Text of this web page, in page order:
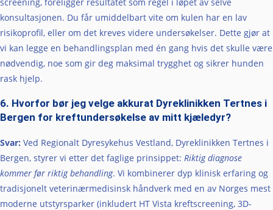
konsultasjonen. Du får umiddelbart vite om kulen har en lav
risikoprofil, eller om det kreves videre undersøkelser. Dette gjør at
vi kan legge en behandlingsplan med én gang hvis det skulle være
nødvendig, noe som gir deg maksimal trygghet og sikrer hunden
rask hjelp.
6. Hvorfor bør jeg velge akkurat Dyreklinikken Tertnes i
Bergen for kreftundersøkelse av mitt kjæledyr?
Svar: Ved Regionalt Dyresykehus Vestland, Dyreklinikken Tertnes i
Bergen, styrer vi etter det faglige prinsippet: Riktig diagnose
kommer før riktig behandling. Vi kombinerer dyp klinisk erfaring og
tradisjonelt veterinærmedisinsk håndverk med en av Norges mest
moderne utstyrsparker (inkludert HT Vista kreftscreening, 3D-